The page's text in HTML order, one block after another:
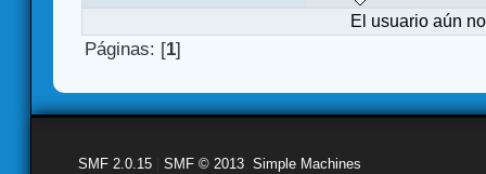
El usuario aún
Páginas: [1]
SMF 2.0.15 SMF © 2013 Simple Machines